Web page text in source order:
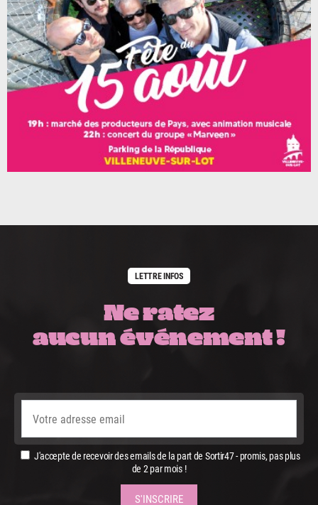
LETTRE INFOS
Ne ratez
aucun événement !
J'accepte de recevoir des emails de la part de Sortir47 - promis, pas plus
de 2 par mois !